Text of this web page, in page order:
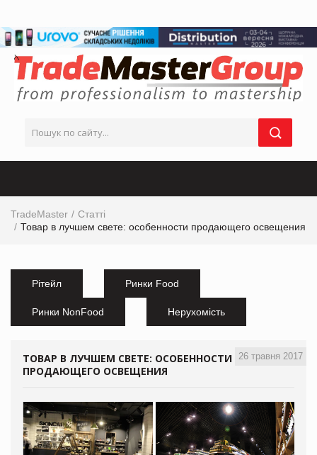
TradeMaster
Статті
Товар в лучшем свете: особенности продающего освещения
Рітейл Ринки Food
Ринки NonFood Нерухомість
26 травня 2017
ТОВАР В ЛУЧШЕМ СВЕТЕ: ОСОБЕННОСТИ
ПРОДАЮЩЕГО ОСВЕЩЕНИЯ